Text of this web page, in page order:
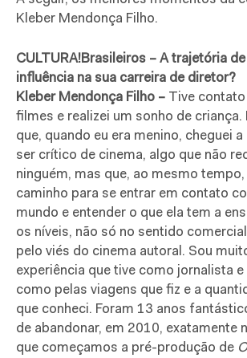
Kleber Mendonça Filho.
CULTURA!Brasileiros – A trajetória
influência na sua carreira de diretor?
Kleber Mendonça Filho – Tive
filmes e realizei um sonho de criança.
que, quando eu era menino, cheguei
ser crítico de cinema, algo que não
ninguém, mas que, ao mesmo tempo,
caminho para se entrar em contato
mundo e entender o que ela tem a
os níveis, não só no sentido
pelo viés do cinema autoral. Sou
experiência que tive como jornalista
como pelas viagens que fiz e a
que conheci. Foram 13 anos
de abandonar, em 2010, exatamente
que começamos a pré-produção de